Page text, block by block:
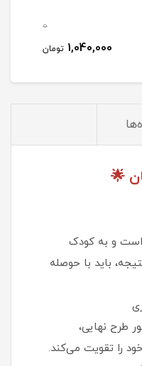
0
1,040,000 تومان
🌟
است و به کودک
باید با حوصله
طرح نهایی،
را تقویت می‌کند.